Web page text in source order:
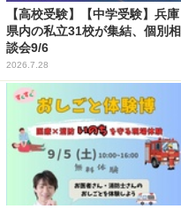
【高校受験】【中学受験】兵庫
県内の私立31校が集結、個別相
談会9/6
2026.7.28